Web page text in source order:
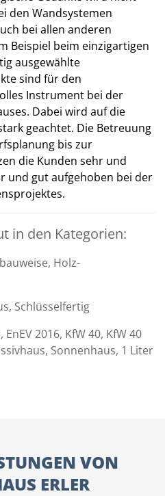
den Wandsystemen
bei allen anderen
Beispiel beim einzigartigen
ausgewählte
sind für den
Instrument bei der
Dabei wird auf die
geachtet. Die Betreuung
bis zur
die Kunden sehr und
und gut aufgehoben bei der
in den Kategorien:
Holz-
Schlüsselfertig
EnEV 2016, KfW 40, KfW 40
Sonnenhaus, 1 Liter
VON
ERLER